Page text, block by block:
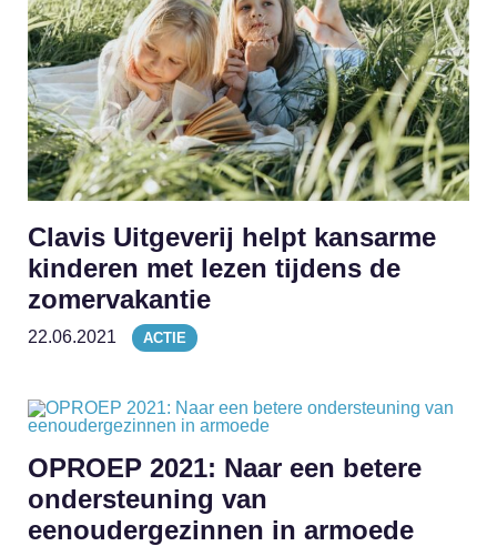
Clavis Uitgeverij helpt kansarme
kinderen met lezen tijdens de
zomervakantie
22.06.2021 ACTIE
OPROEP 2021: Naar een betere
ondersteuning van
eenoudergezinnen in armoede